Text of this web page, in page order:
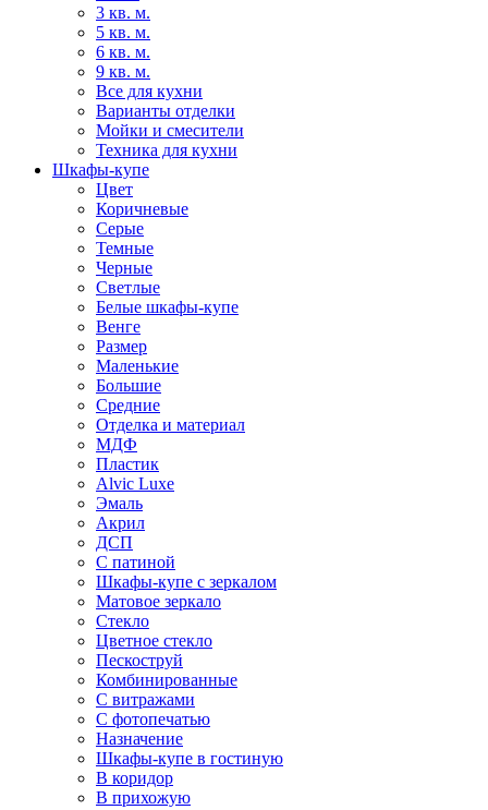
3 кв. м.
5 кв. м.
6 кв. м.
9 кв. м.
Все для кухни
Варианты отделки
Мойки и смесители
Техника для кухни
Шкафы-купе
Цвет
Коричневые
Серые
Темные
Черные
Светлые
Белые шкафы-купе
Венге
Размер
Маленькие
Большие
Средние
Отделка и материал
МДФ
Пластик
Alvic Luxe
Эмаль
Акрил
ДСП
С патиной
Шкафы-купе с зеркалом
Матовое зеркало
Стекло
Цветное стекло
Пескоструй
Комбинированные
С витражами
С фотопечатью
Назначение
Шкафы-купе в гостиную
В коридор
В прихожую